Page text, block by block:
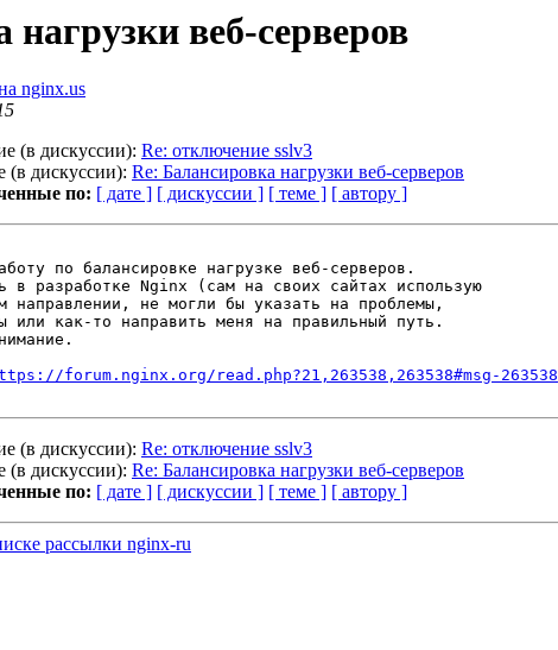
нагрузки веб-серверов
nginx.us
(в дискуссии): Re: отключение sslv3
дискуссии): Re: Балансировка нагрузки веб-серверов
по: [ дате ] [ дискуссии ] [ теме ] [ автору ]
по балансировке нагрузке веб-серверов.
в разработке Nginx (сам на своих сайтах использую
направлении, не могли бы указать на проблемы,
или как-то направить меня на правильный путь.
forum.nginx.org/read.php?21,263538,263538#msg-263538
(в дискуссии): Re: отключение sslv3
дискуссии): Re: Балансировка нагрузки веб-серверов
по: [ дате ] [ дискуссии ] [ теме ] [ автору ]
рассылки nginx-ru